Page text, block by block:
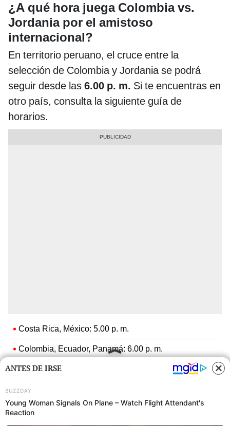
¿A qué hora juega Colombia vs.
Jordania por el amistoso
internacional?
En territorio peruano, el cruce entre la
selección de Colombia y Jordania se podrá
seguir desde las 6.00 p. m. Si te encuentras en
otro país, consulta la siguiente guía de
horarios.
Costa Rica, México: 5.00 p. m.
Colombia, Ecuador, Panamá: 6.00 p. m.
Estados Unidos (Miami, Nueva York, Washington D.
Bolivia, Venezuela: 7.00 p. m.
ANTES DE IRSE